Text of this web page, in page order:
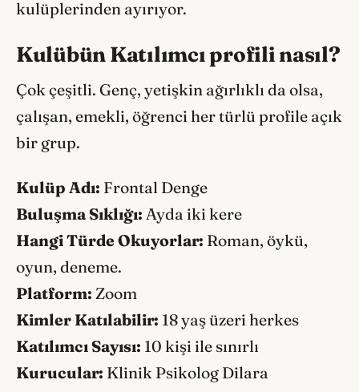
kulüplerinden ayırıyor.
Kulübün Katılımcı profili nasıl?
Çok çeşitli. Genç, yetişkin ağırlıklı da olsa,
çalışan, emekli, öğrenci her türlü profile açık
bir grup.
Kulüp Adı: Frontal Denge
Buluşma Sıklığı: Ayda iki kere
Hangi Türde Okuyorlar: Roman, öykü,
oyun, deneme.
Platform: Zoom
Kimler Katılabilir: 18 yaş üzeri herkes
Katılımcı Sayısı: 10 kişi ile sınırlı
Kurucular: Klinik Psikolog Dilara